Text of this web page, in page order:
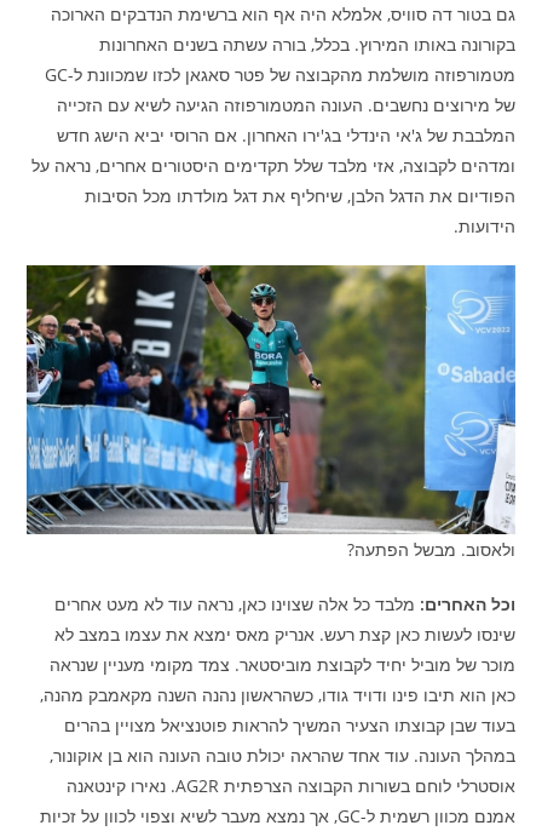
גם בטור דה סוויס, אלמלא היה אף הוא ברשימת הנדבקים הארוכה
בקורונה באותו המירוץ. בכלל, בורה עשתה בשנים האחרונות
מטמורפוזה מושלמת מהקבוצה של פטר סאגאן לכזו שמכוונת ל-GC
של מירוצים נחשבים. העונה המטמורפוזה הגיעה לשיא עם הזכייה
המלבבת של ג'אי הינדלי בג'ירו האחרון. אם הרוסי יביא הישג חדש
ומדהים לקבוצה, אזי מלבד שלל תקדימים היסטורים אחרים, נראה על
הפודיום את הדגל הלבן, שיחליף את דגל מולדתו מכל הסיבות
הידועות.
ולאסוב. מבשל הפתעה?
וכל האחרים: מלבד כל אלה שצוינו כאן, נראה עוד לא מעט אחרים
שינסו לעשות כאן קצת רעש. אנריק מאס ימצא את עצמו במצב לא
מוכר של מוביל יחיד לקבוצת מוביסטאר. צמד מקומי מעניין שנראה
כאן הוא תיבו פינו ודויד גודו, כשהראשון נהנה השנה מקאמבק מהנה,
בעוד שבן קבוצתו הצעיר המשיך להראות פוטנציאל מצויין בהרים
במהלך העונה. עוד אחד שהראה יכולת טובה העונה הוא בן אוקונור,
אוסטרלי לוחם בשורות הקבוצה הצרפתית AG2R. נאירו קינטאנה
אמנם מכוון רשמית ל-GC, אך נמצא מעבר לשיא וצפוי לכוון על זכיות